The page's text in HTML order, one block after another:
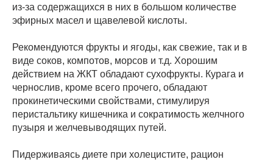
из-за содержащихся в них в большом количестве
эфирных масел и щавелевой кислоты.
Рекомендуются фрукты и ягоды, как свежие, так и в
виде соков, компотов, морсов и т.д. Хорошим
действием на ЖКТ обладают сухофрукты. Курага и
чернослив, кроме всего прочего, обладают
прокинетическими свойствами, стимулируя
перистальтику кишечника и сократимость желчного
пузыря и желчевыводящих путей.
Пидерживаясь диете при холецистите, рацион